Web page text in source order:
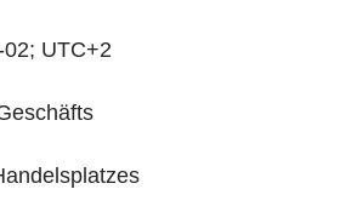
UTC+2